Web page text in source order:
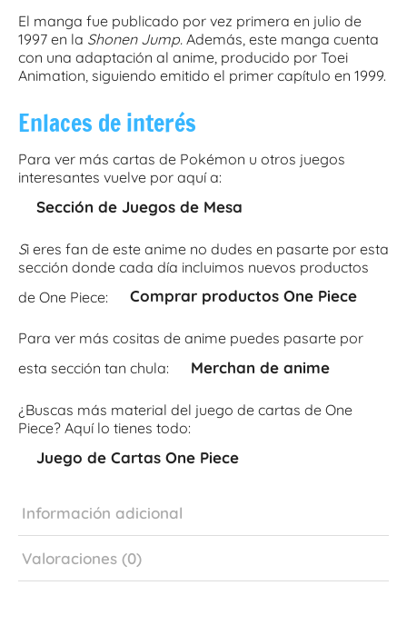
El manga fue publicado por vez primera en julio de
1997 en la Shonen Jump. Además, este manga cuenta
con una adaptación al anime, producido por Toei
Animation, siguiendo emitido el primer capítulo en 1999.
Enlaces de interés
Para ver más cartas de Pokémon u otros juegos
interesantes vuelve por aquí a:
Sección de Juegos de Mesa
Si eres fan de este anime no dudes en pasarte por esta
sección donde cada día incluimos nuevos productos
de One Piece:
Comprar productos One Piece
Para ver más cositas de anime puedes pasarte por
esta sección tan chula:
Merchan de anime
¿Buscas más material del juego de cartas de One
Piece? Aquí lo tienes todo:
Juego de Cartas One Piece
Información adicional
Valoraciones (0)